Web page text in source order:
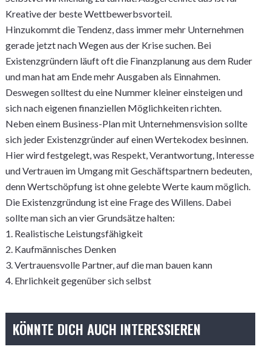
Kreative der beste Wettbewerbsvorteil.
Hinzukommt die Tendenz, dass immer mehr Unternehmen
gerade jetzt nach Wegen aus der Krise suchen. Bei
Existenzgründern läuft oft die Finanzplanung aus dem Ruder
und man hat am Ende mehr Ausgaben als Einnahmen.
Deswegen solltest du eine Nummer kleiner einsteigen und
sich nach eigenen finanziellen Möglichkeiten richten.
Neben einem Business-Plan mit Unternehmensvision sollte
sich jeder Existenzgründer auf einen Wertekodex besinnen.
Hier wird festgelegt, was Respekt, Verantwortung, Interesse
und Vertrauen im Umgang mit Geschäftspartnern bedeuten,
denn Wertschöpfung ist ohne gelebte Werte kaum möglich.
Die Existenzgründung ist eine Frage des Willens. Dabei
sollte man sich an vier Grundsätze halten:
1. Realistische Leistungsfähigkeit
2. Kaufmännisches Denken
3. Vertrauensvolle Partner, auf die man bauen kann
4. Ehrlichkeit gegenüber sich selbst
KÖNNTE DICH AUCH INTERESSIEREN